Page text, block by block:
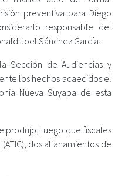
preventiva para Diego
responsable del
Joel Sánchez García.
Sección de Audiencias y
los hechos acaecidos el
Nueva Suyapa de esta
produjo, luego que fiscales
dos allanamientos de